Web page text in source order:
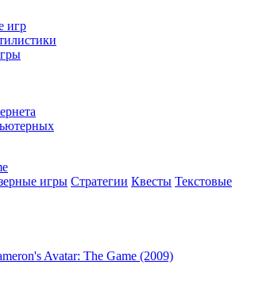
игр
игры Стратегии Квесты Текстовые
Avatar: The Game (2009)